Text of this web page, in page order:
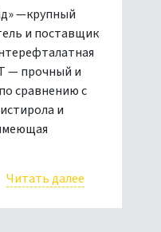
—крупный
и поставщик
— прочный и
сравнению с
и
Читать далее